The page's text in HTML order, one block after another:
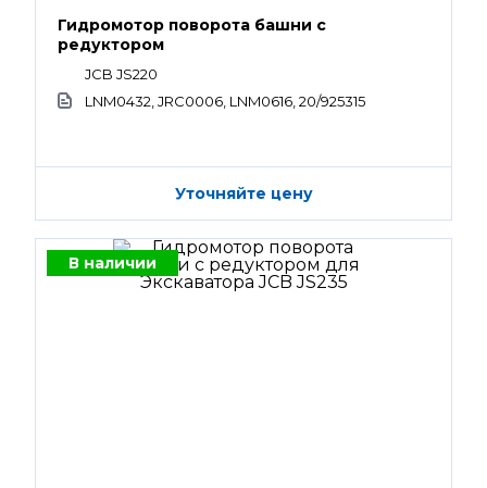
Гидромотор поворота башни с
редуктором
JCB JS220
LNM0432, JRC0006, LNM0616, 20/925315
Уточняйте цену
В наличии